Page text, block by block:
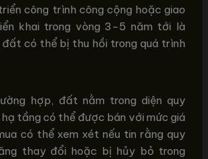
công trình công cộng hoặc giao
khai trong vòng 3-5 năm tới là
đất có thể bị thu hồi trong quá trình
hợp, đất nằm trong diện quy
tầng có thể được bán với mức giá
có thể xem xét nếu tin rằng quy
thay đổi hoặc bị hủy bỏ trong